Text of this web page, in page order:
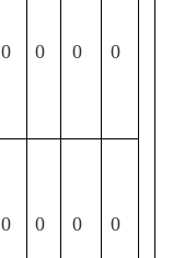
0 0 0 0
0 0 0 0